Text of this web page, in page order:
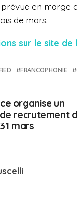
en marge
de mars.
sur le site de
FRANCOPHONIE
organise un
recrutement
mars